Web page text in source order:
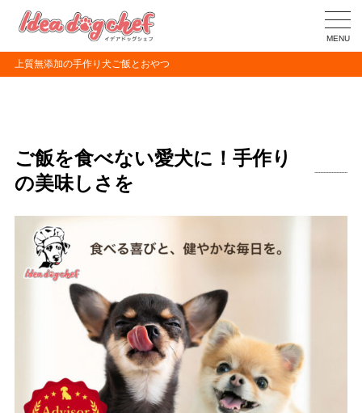
MENU
上質無添加の手作り犬ご飯とおやつ
ご飯を食べない愛犬に！手作り
の美味しさを